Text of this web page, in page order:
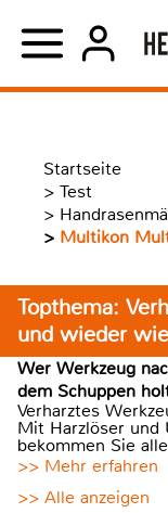
Startseite
> Test
>
> Multikon
Topthema:
und wieder
Wer Werkzeug
dem Schuppen
Verharztes
Mit Harzlöser und
bekommen Sie
>> Mehr erfahren
>> Alle anzeigen